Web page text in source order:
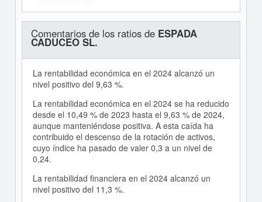
Comentarios de los ratios de ESPADA
CADUCEO SL.
La rentabilidad económica en el 2024 alcanzó un
nivel positivo del 9,63 %.
La rentabilidad económica en el 2024 se ha reducido
desde el 10,49 % de 2023 hasta el 9,63 % de 2024,
aunque manteniéndose positiva. A esta caída ha
contribuido el descenso de la rotación de activos,
cuyo índice ha pasado de valer 0,3 a un nivel de
0,24.
La rentabilidad financiera en el 2024 alcanzó un
nivel positivo del 11,3 %.